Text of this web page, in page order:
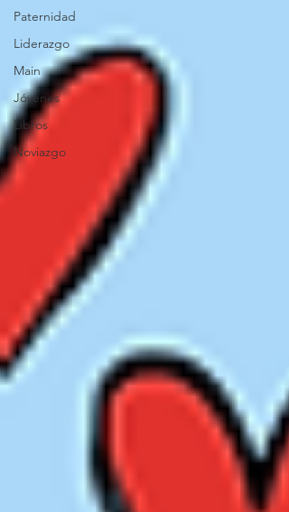
Paternidad
Liderazgo
Main
Jóvenes
Libros
Noviazgo